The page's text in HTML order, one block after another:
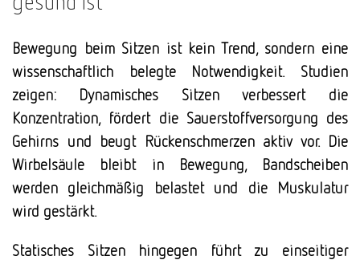
Bewegung beim Sitzen ist kein Trend, sondern eine
wissenschaftlich belegte Notwendigkeit. Studien
zeigen: Dynamisches Sitzen verbessert die
Konzentration, fördert die Sauerstoffversorgung des
Gehirns und beugt Rückenschmerzen aktiv vor. Die
Wirbelsäule bleibt in Bewegung, Bandscheiben
werden gleichmäßig belastet und die Muskulatur
wird gestärkt.
Statisches Sitzen hingegen führt zu einseitiger